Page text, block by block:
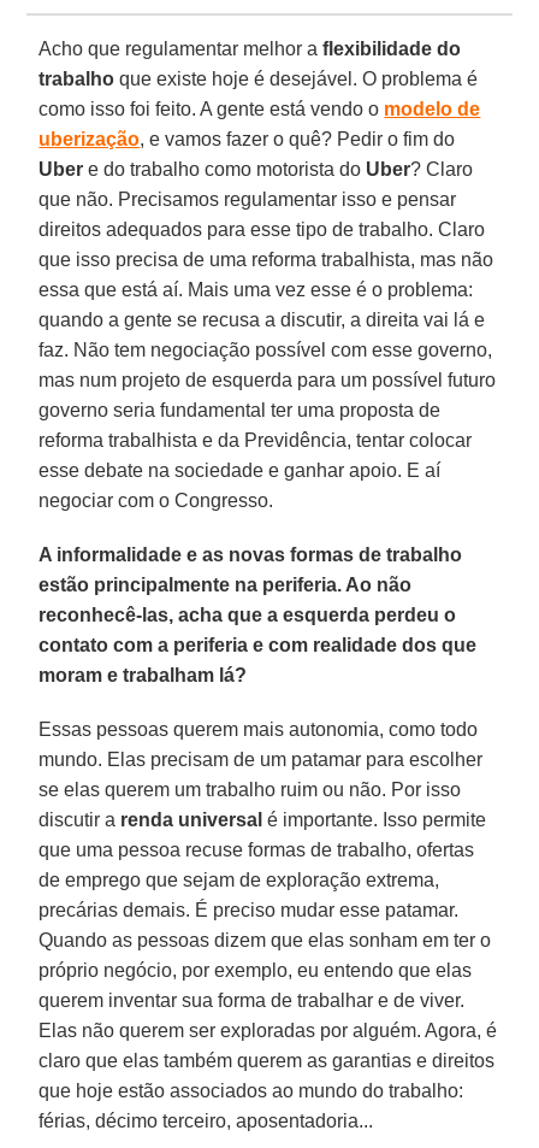
Acho que regulamentar melhor aflexibilidade do
trabalho que existe hoje é desejável. O problema é
como isso foi feito. A gente está vendo o modelo de
uberização, e vamos fazer o quê? Pedir o fim do
Uber e do trabalho como motorista do Uber? Claro
que não. Precisamos regulamentar isso e pensar
direitos adequados para esse tipo de trabalho. Claro
que isso precisa de uma reforma trabalhista, mas não
essa que está aí. Mais uma vez esse é o problema:
quando a gente se recusa a discutir, a direita vai lá e
faz. Não tem negociação possível com esse governo,
mas num projeto de esquerda para um possível futuro
governo seria fundamental ter uma proposta de
reforma trabalhista e da Previdência, tentar colocar
esse debate na sociedade e ganhar apoio. E aí
negociar com o Congresso.
A informalidade e as novas formas de trabalho
estão principalmente na periferia. Ao não
reconhecê-las, acha que a esquerda perdeu o
contato com a periferia e com realidade dos que
moram e trabalham lá?
Essas pessoas querem mais autonomia, como todo
mundo. Elas precisam de um patamar para escolher
se elas querem um trabalho ruim ou não. Por isso
discutir a renda universal é importante. Isso permite
que uma pessoa recuse formas de trabalho, ofertas
de emprego que sejam de exploração extrema,
precárias demais. É preciso mudar esse patamar.
Quando as pessoas dizem que elas sonham em ter o
próprio negócio, por exemplo, eu entendo que elas
querem inventar sua forma de trabalhar e de viver.
Elas não querem ser exploradas por alguém. Agora, é
claro que elas também querem as garantias e direitos
que hoje estão associados ao mundo do trabalho:
férias, décimo terceiro, aposentadoria...